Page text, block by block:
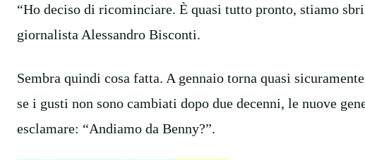
“Ho deciso di ricominciare. È quasi tutto pronto, stiamo
giornalista Alessandro Bisconti.
Sembra quindi cosa fatta. A gennaio torna quasi
se i gusti non sono cambiati dopo due decenni, le nuove
esclamare: “Andiamo da Benny?”.